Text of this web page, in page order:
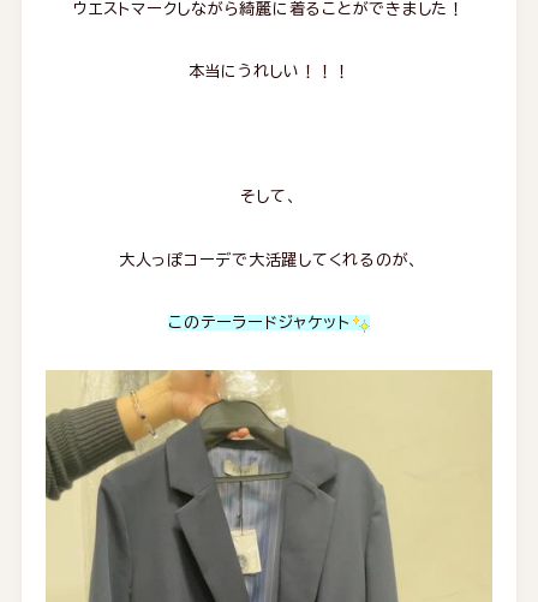
ウエストマークしながら綺麗に着ることができました！
本当にうれしい！！！
そして、
大人っぽコーデで大活躍してくれるのが、
この テーラードジャケット